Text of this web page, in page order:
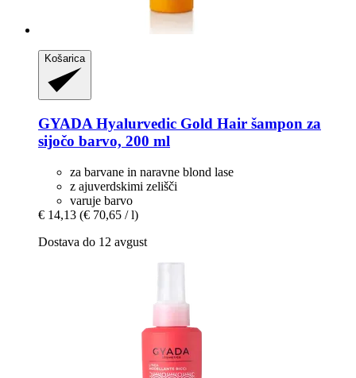
Košarica
GYADA Hyalurvedic Gold Hair šampon za
sijočo barvo, 200 ml
za barvane in naravne blond lase
z ajuverdskimi zelišči
varuje barvo
€ 14,13 (€ 70,65 / l)
Dostava do 12 avgust